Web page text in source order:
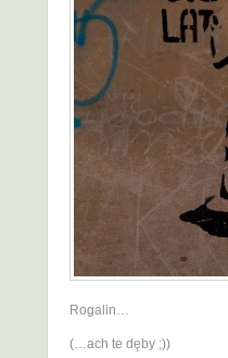
Rogalin…
(…ach te dęby ;))